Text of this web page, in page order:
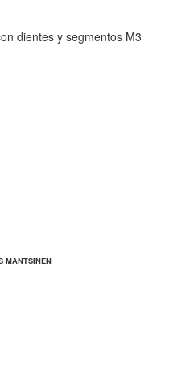
dientes y segmentos M3
MANTSINEN